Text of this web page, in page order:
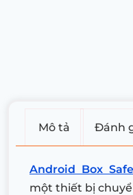
Mô tả Đánh
Android Box
một thiết bị